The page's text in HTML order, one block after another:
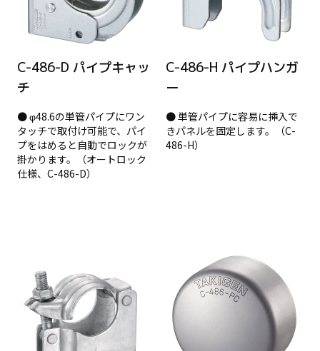
C-486-D パイプキャッ
チ
● φ48.6の単管パイプにワン
タッチで取付け可能で、パイ
プをはめると自動でロックが
掛かります。（オートロック
仕様、C-486-D）
C-486-H パイプハンガ
ー
● 単管パイプに容易に挿入で
きパネルを固定します。（C-
486-H）